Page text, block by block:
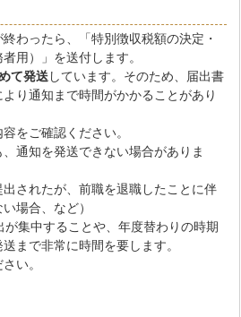
わったら、「特別徴収税額の決定・
用）」を送付します。
て発送しています。そのため、届出書
り通知まで時間がかかることがあり
ご確認ください。
通知を発送できない場合がありま
されたが、前職を退職したことに伴
場合、など）
集中することや、年度替わりの時期
まで非常に時間を要します。
い。